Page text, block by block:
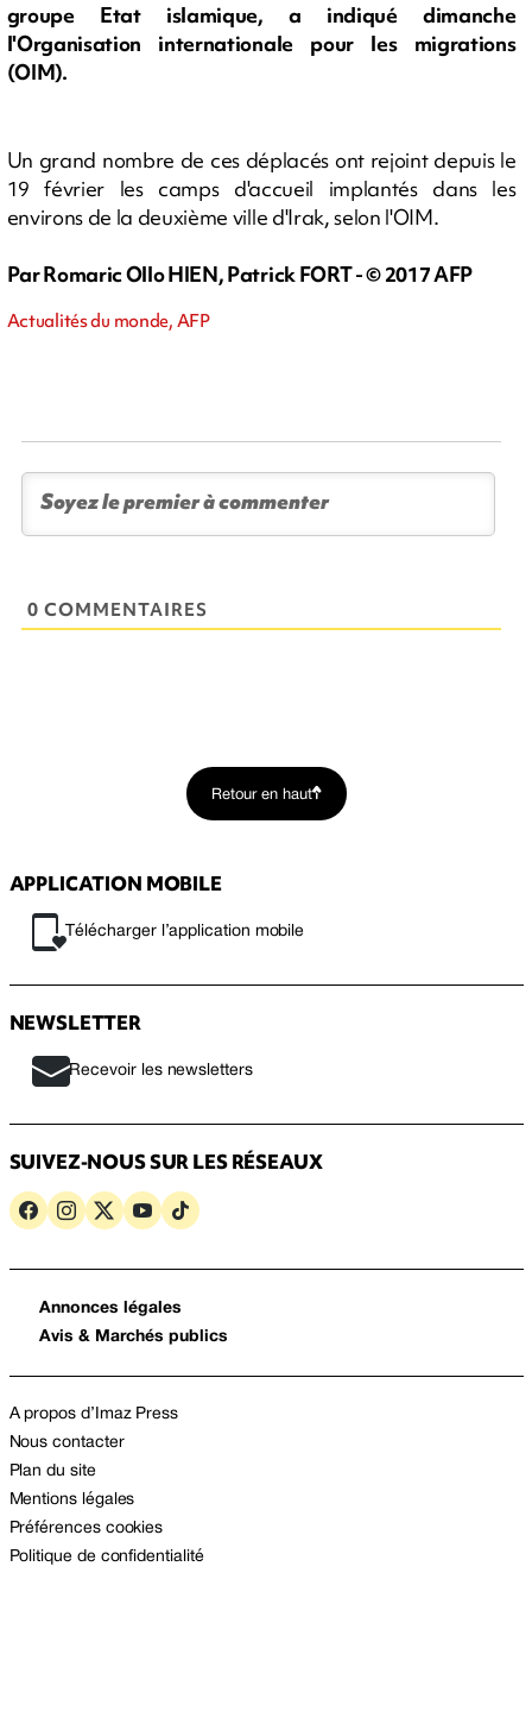
groupe Etat islamique, a indiqué dimanche
l'Organisation internationale pour les migrations
(OIM).
Un grand nombre de ces déplacés ont rejoint depuis le
19 février les camps d'accueil implantés dans les
environs de la deuxième ville d'Irak, selon l'OIM.
Par Romaric Ollo HIEN, Patrick FORT - © 2017 AFP
Actualités du monde, AFP
0 COMMENTAIRES
Retour en haut
APPLICATION MOBILE
Télécharger l’application mobile
NEWSLETTER
Recevoir les newsletters
SUIVEZ-NOUS SUR LES RÉSEAUX
Annonces légales
Avis & Marchés publics
A propos d’Imaz Press
Nous contacter
Plan du site
Mentions légales
Préférences cookies
Politique de confidentialité